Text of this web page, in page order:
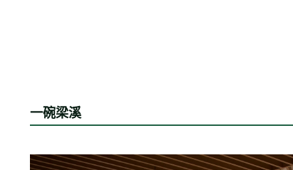
一碗梁溪